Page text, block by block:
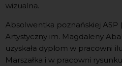
wizualna.
Absolwentka poznańskiej
Artystyczny im. Magdaleny
uzyskała dyplom w pracowni
Marszałka i w pracowni